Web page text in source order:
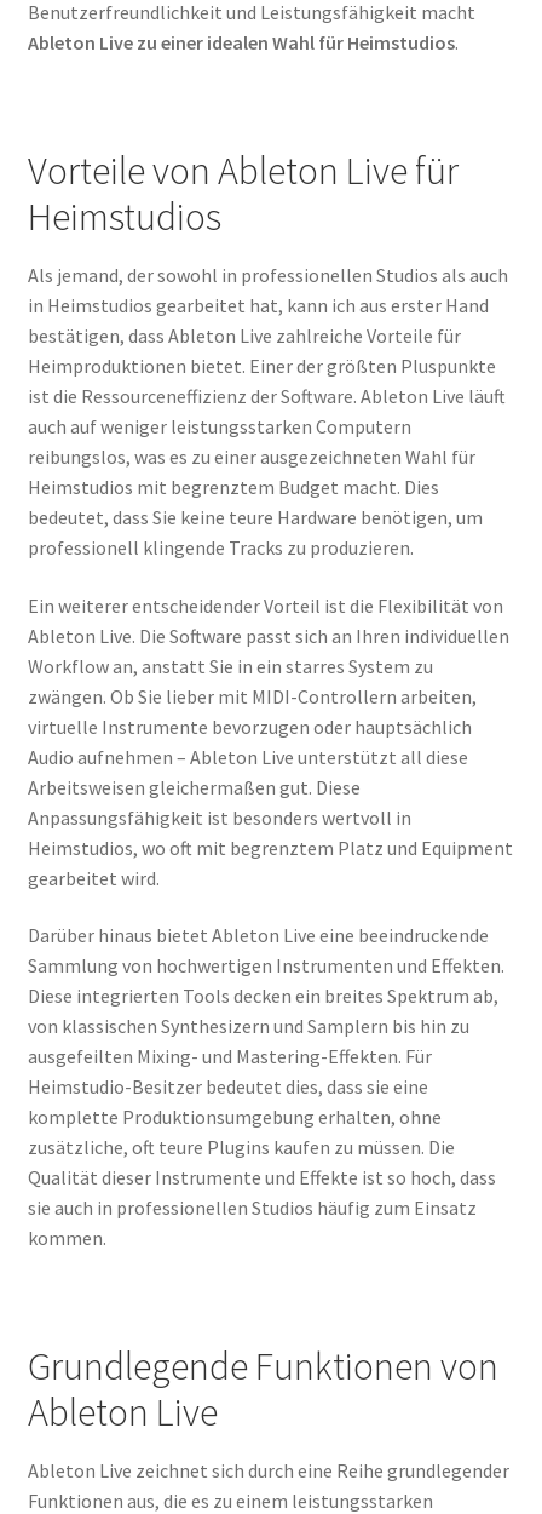
Benutzerfreundlichkeit und Leistungsfähigkeit macht
Ableton Live zu einer idealen Wahl für Heimstudios.
Vorteile von Ableton Live für
Heimstudios
Als jemand, der sowohl in professionellen Studios als auch
in Heimstudios gearbeitet hat, kann ich aus erster Hand
bestätigen, dass Ableton Live zahlreiche Vorteile für
Heimproduktionen bietet. Einer der größten Pluspunkte
ist die Ressourceneffizienz der Software. Ableton Live läuft
auch auf weniger leistungsstarken Computern
reibungslos, was es zu einer ausgezeichneten Wahl für
Heimstudios mit begrenztem Budget macht. Dies
bedeutet, dass Sie keine teure Hardware benötigen, um
professionell klingende Tracks zu produzieren.
Ein weiterer entscheidender Vorteil ist die Flexibilität von
Ableton Live. Die Software passt sich an Ihren individuellen
Workflow an, anstatt Sie in ein starres System zu
zwängen. Ob Sie lieber mit MIDI-Controllern arbeiten,
virtuelle Instrumente bevorzugen oder hauptsächlich
Audio aufnehmen – Ableton Live unterstützt all diese
Arbeitsweisen gleichermaßen gut. Diese
Anpassungsfähigkeit ist besonders wertvoll in
Heimstudios, wo oft mit begrenztem Platz und Equipment
gearbeitet wird.
Darüber hinaus bietet Ableton Live eine beeindruckende
Sammlung von hochwertigen Instrumenten und Effekten.
Diese integrierten Tools decken ein breites Spektrum ab,
von klassischen Synthesizern und Samplern bis hin zu
ausgefeilten Mixing- und Mastering-Effekten. Für
Heimstudio-Besitzer bedeutet dies, dass sie eine
komplette Produktionsumgebung erhalten, ohne
zusätzliche, oft teure Plugins kaufen zu müssen. Die
Qualität dieser Instrumente und Effekte ist so hoch, dass
sie auch in professionellen Studios häufig zum Einsatz
kommen.
Grundlegende Funktionen von
Ableton Live
Ableton Live zeichnet sich durch eine Reihe grundlegender
Funktionen aus, die es zu einem leistungsstarken